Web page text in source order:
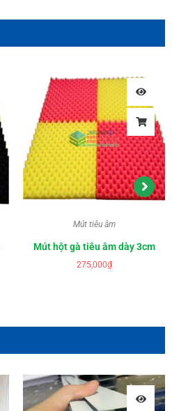
Mút tiêu âm
Mút hột gà tiêu âm dày 3cm
275,000₫